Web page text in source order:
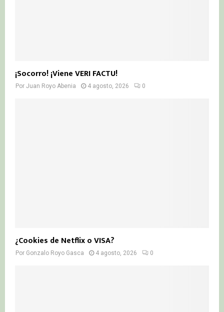
¡Socorro! ¡Viene VERI FACTU!
Por Juan Royo Abenia 4 agosto, 2026 0
¿Cookies de Netflix o VISA?
Por Gonzalo Royo Gasca 4 agosto, 2026 0